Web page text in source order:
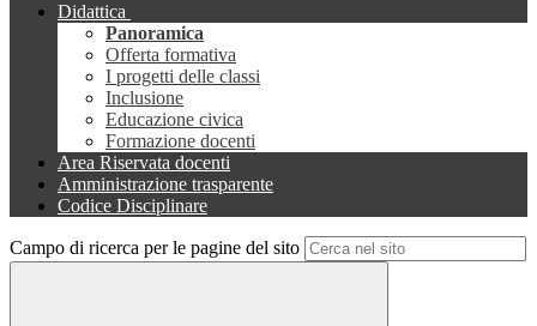
Didattica
Panoramica
Offerta formativa
I progetti delle classi
Inclusione
Educazione civica
Formazione docenti
Area Riservata docenti
Amministrazione trasparente
Codice Disciplinare
Campo di ricerca per le pagine del sito